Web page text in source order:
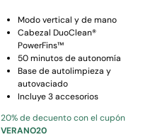
Modo vertical y de mano
Cabezal DuoClean®
PowerFins™
50 minutos de autonomía
Base de autolimpieza y
autovaciado
Incluye 3 accesorios
20% de decuento con el cupón
VERANO20